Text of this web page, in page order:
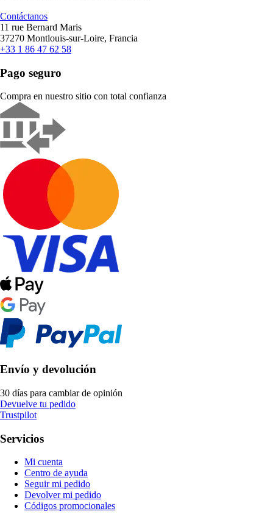
Contáctanos
11 rue Bernard Maris
37270 Montlouis-sur-Loire, Francia
+33 1 86 47 62 58
Pago seguro
Compra en nuestro sitio con total confianza
Envío y devolución
30 días para cambiar de opinión
Devuelve tu pedido
Trustpilot
Servicios
Mi cuenta
Centro de ayuda
Seguir mi pedido
Devolver mi pedido
Códigos promocionales